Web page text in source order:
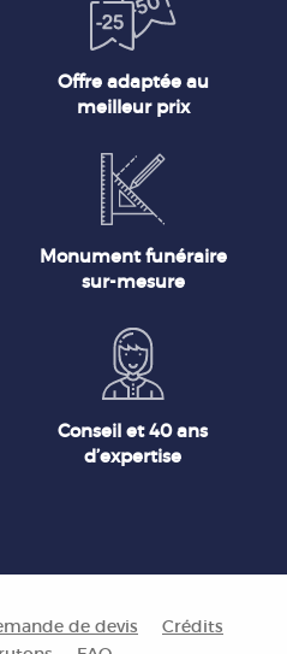
Offre adaptée au
meilleur prix
Monument funéraire
sur-mesure
Conseil et 40 ans
d’expertise
de devis
Crédits